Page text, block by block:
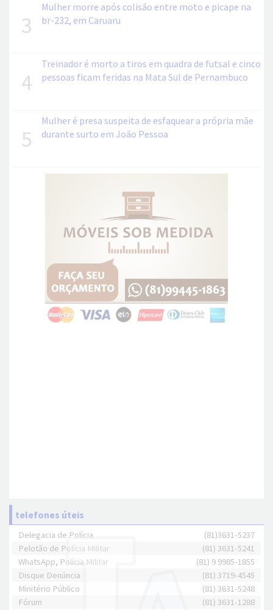
3
Mulher morre após colisão entre moto e picape na
br-232, em Caruaru
4
Treinador é morto a tiros em quadra de futsal e cinco
pessoas ficam feridas na Mata Sul de Pernambuco
5
Mulher é presa suspeita de esfaquear a própria mãe
durante surto em João Pessoa
telefones úteis
Delegacia de Polícia
(81)3631-5237
Pelotão de Polícia Militar
(81) 3631-5241
WhatsApp, Polícia Militar
(81) 9 9985-1855
Disque Denúncia
(81) 3719-4545
Minitério Público
(81) 3631-5248
Fórum
(81) 3631-1288